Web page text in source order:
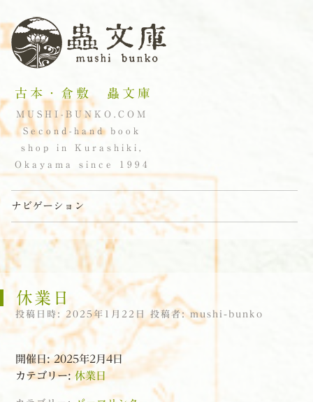
古本・倉敷 蟲文庫
MUSHI-BUNKO.COM
Second-hand book
shop in Kurashiki,
Okayama since 1994
ナビゲーション
コンテンツへスキップ
休業日
投稿日時: 2025年1月22日 投稿者:mushi-bunko
開催日: 2025年2月4日
カテゴリー: 休業日